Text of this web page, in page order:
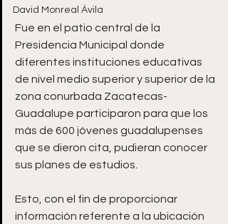
David Monreal Ávila
Fue en el patio central de la
Presidencia Municipal donde
diferentes instituciones educativas
de nivel medio superior y superior de la
zona conurbada Zacatecas-
Guadalupe participaron para que los
más de 600 jóvenes guadalupenses
que se dieron cita, pudieran conocer
sus planes de estudios.
Esto, con el fin de proporcionar
información referente a la ubicación